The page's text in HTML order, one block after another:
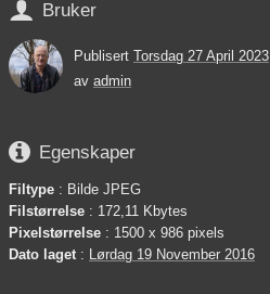
 Bruker
Publisert Torsdag 27 April 2023
av admin
 Egenskaper
Filtype : Bilde JPEG
Filstørrelse : 172,11 Kbytes
Pixelstørrelse : 1500 x 986 pixels
Dato laget: Lørdag 19 November 2016